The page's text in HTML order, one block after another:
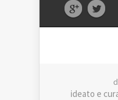
ideato e